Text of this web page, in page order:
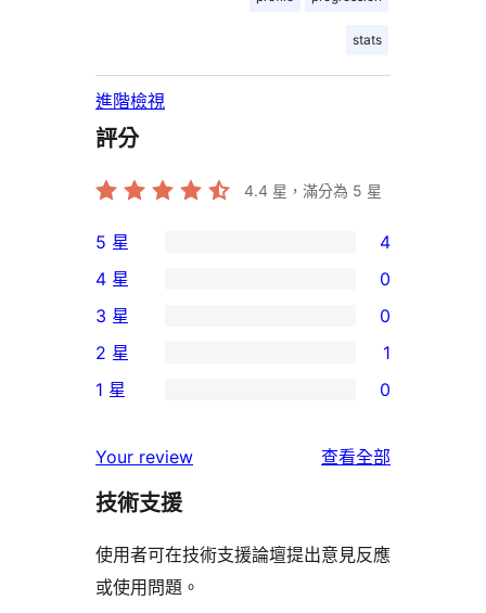
stats
進階檢視
評分
4.4 星，滿分為 5 星
4
個
5
星
使
者
論
5 星 4
個
4
星
用
者
論
4 星 0
0
個
3
使
用
評
論
3 星 0
個
星
使
者
評
2 星 1
1
星
用
者
1 星 0
Your review 查看全部
評
技術支援
使用者可在技術支援論壇提出意見反應
或使用問題。